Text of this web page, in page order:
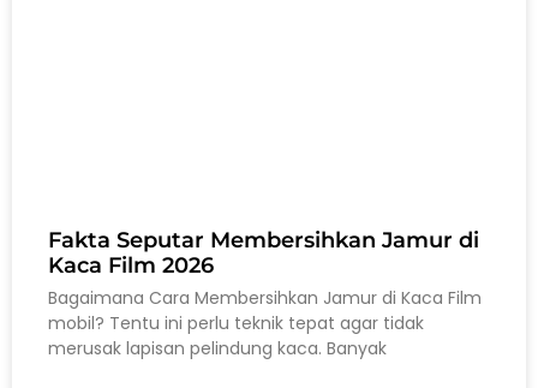
Fakta Seputar Membersihkan Jamur di
Kaca Film 2026
Bagaimana Cara Membersihkan Jamur di Kaca Film
mobil? Tentu ini perlu teknik tepat agar tidak
merusak lapisan pelindung kaca. Banyak